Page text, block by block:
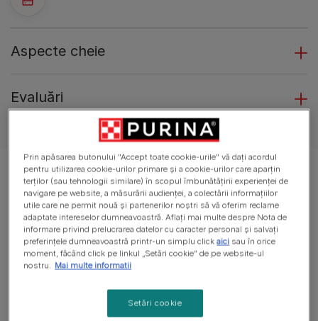
Aspecte cheie
Evaluări
Prin apăsarea butonului "Accept toate cookie-urile" vă dați acordul
pentru utilizarea cookie-urilor primare și a cookie-urilor care aparțin
terților (sau tehnologii similare) în scopul îmbunătățirii experienței de
navigare pe website, a măsurării audienței, a colectării informațiilor
utile care ne permit nouă și partenerilor noștri să vă oferim reclame
adaptate intereselor dumneavoastră. Aflați mai multe despre Nota de
informare privind prelucrarea datelor cu caracter personal și salvați
preferințele dumneavoastră printr-un simplu clickaici sau în orice
moment, făcând click pe linkul „Setări cookie” de pe website-ul
nostru. Mai multe informatii
Setări cookie